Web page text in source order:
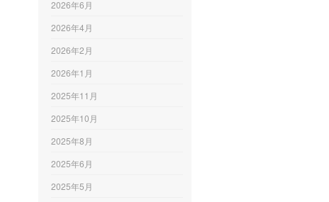
2026年6月
2026年4月
2026年2月
2026年1月
2025年11月
2025年10月
2025年8月
2025年6月
2025年5月